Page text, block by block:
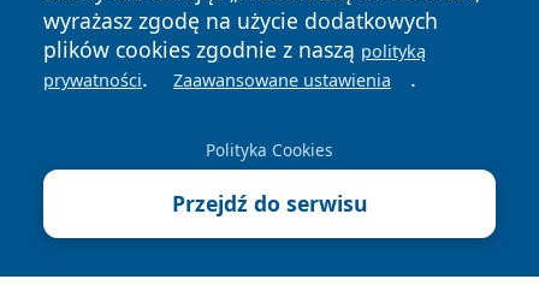
wyrażasz zgodę na użycie dodatkowych
plików cookies zgodnie z naszą polityką
prywatności. Zaawansowane ustawienia .
Polityka Cookies
Przejdź do serwisu
News Autorzy
Polityka
Prywatności
Polityka
Cookies